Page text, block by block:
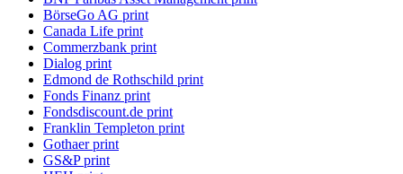
BörseGo AG print
Canada Life print
Commerzbank print
Dialog print
Edmond de Rothschild print
Fonds Finanz print
Fondsdiscount.de print
Franklin Templeton print
Gothaer print
GS&P print